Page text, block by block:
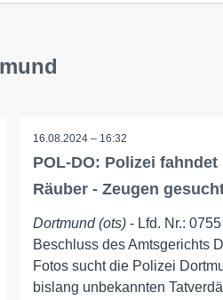
16.08.2024 – 16:32
POL-DO: Polizei
Räuber - Zeugen
Dortmund (ots)- Lfd. Nr.:
Beschluss des Amtsgerichts
Fotos sucht die Polizei
bislang unbekannten